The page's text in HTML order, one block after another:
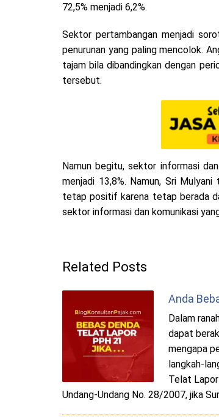
72,5% menjadi 6,2%.
Sektor pertambangan menjadi
penurunan yang paling mencolok.
tajam bila dibandingkan dengan
tersebut.
Namun begitu, sektor informasi
menjadi 13,8%. Namun, Sri
tetap positif karena tetap berada
sektor informasi dan komunikasi
Related Posts
Anda
Dalam
dapat
mengapa
langkah-
Telat
Undang-Undang No. 28/2007, jika